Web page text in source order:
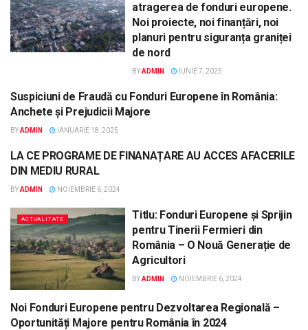
atragerea de fonduri europene.
Noi proiecte, noi finanțări, noi
planuri pentru siguranța graniței
de nord
BYADMIN IUNIE 7, 2025
ACTUALITATE
Suspiciuni de Fraudă cu Fonduri Europene în România:
Anchete și Prejudicii Majore
BYADMIN IANUARIE 18, 2025
ACTUALITATE
LA CE PROGRAME DE FINANAȚARE AU ACCES AFACERILE
DIN MEDIU RURAL
BYADMIN NOIEMBRIE 6, 2024
ACTUALITATE
Titlu: Fonduri Europene și Sprijin
pentru Tinerii Fermieri din
România – O Nouă Generație de
Agricultori
BYADMIN NOIEMBRIE 6, 2024
ACTUALITATE
Noi Fonduri Europene pentru Dezvoltarea Regională –
Oportunități Majore pentru România în 2024